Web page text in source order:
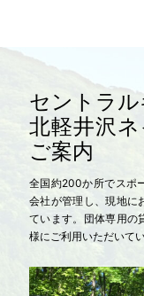
セントラ
北軽井沢
ご案内
全国約200か所でスポ
会社が管理し、現地に
ています。団体専用の
様にご利用いただいて